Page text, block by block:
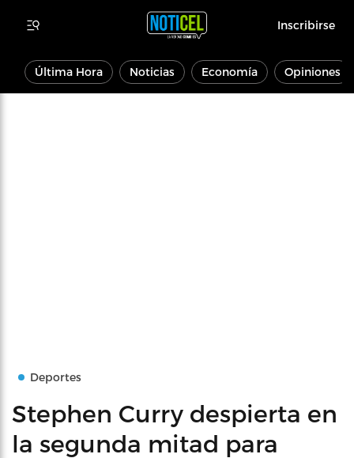
Inscribirse
Última Hora Noticias Economía Opiniones
Deportes
Stephen Curry despierta en
la segunda mitad para